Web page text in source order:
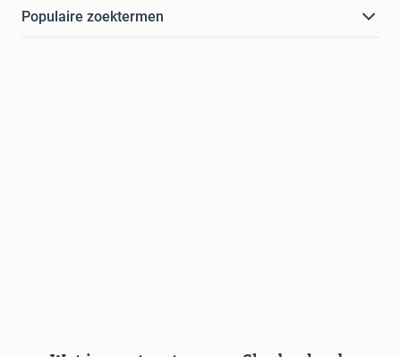
Populaire zoektermen